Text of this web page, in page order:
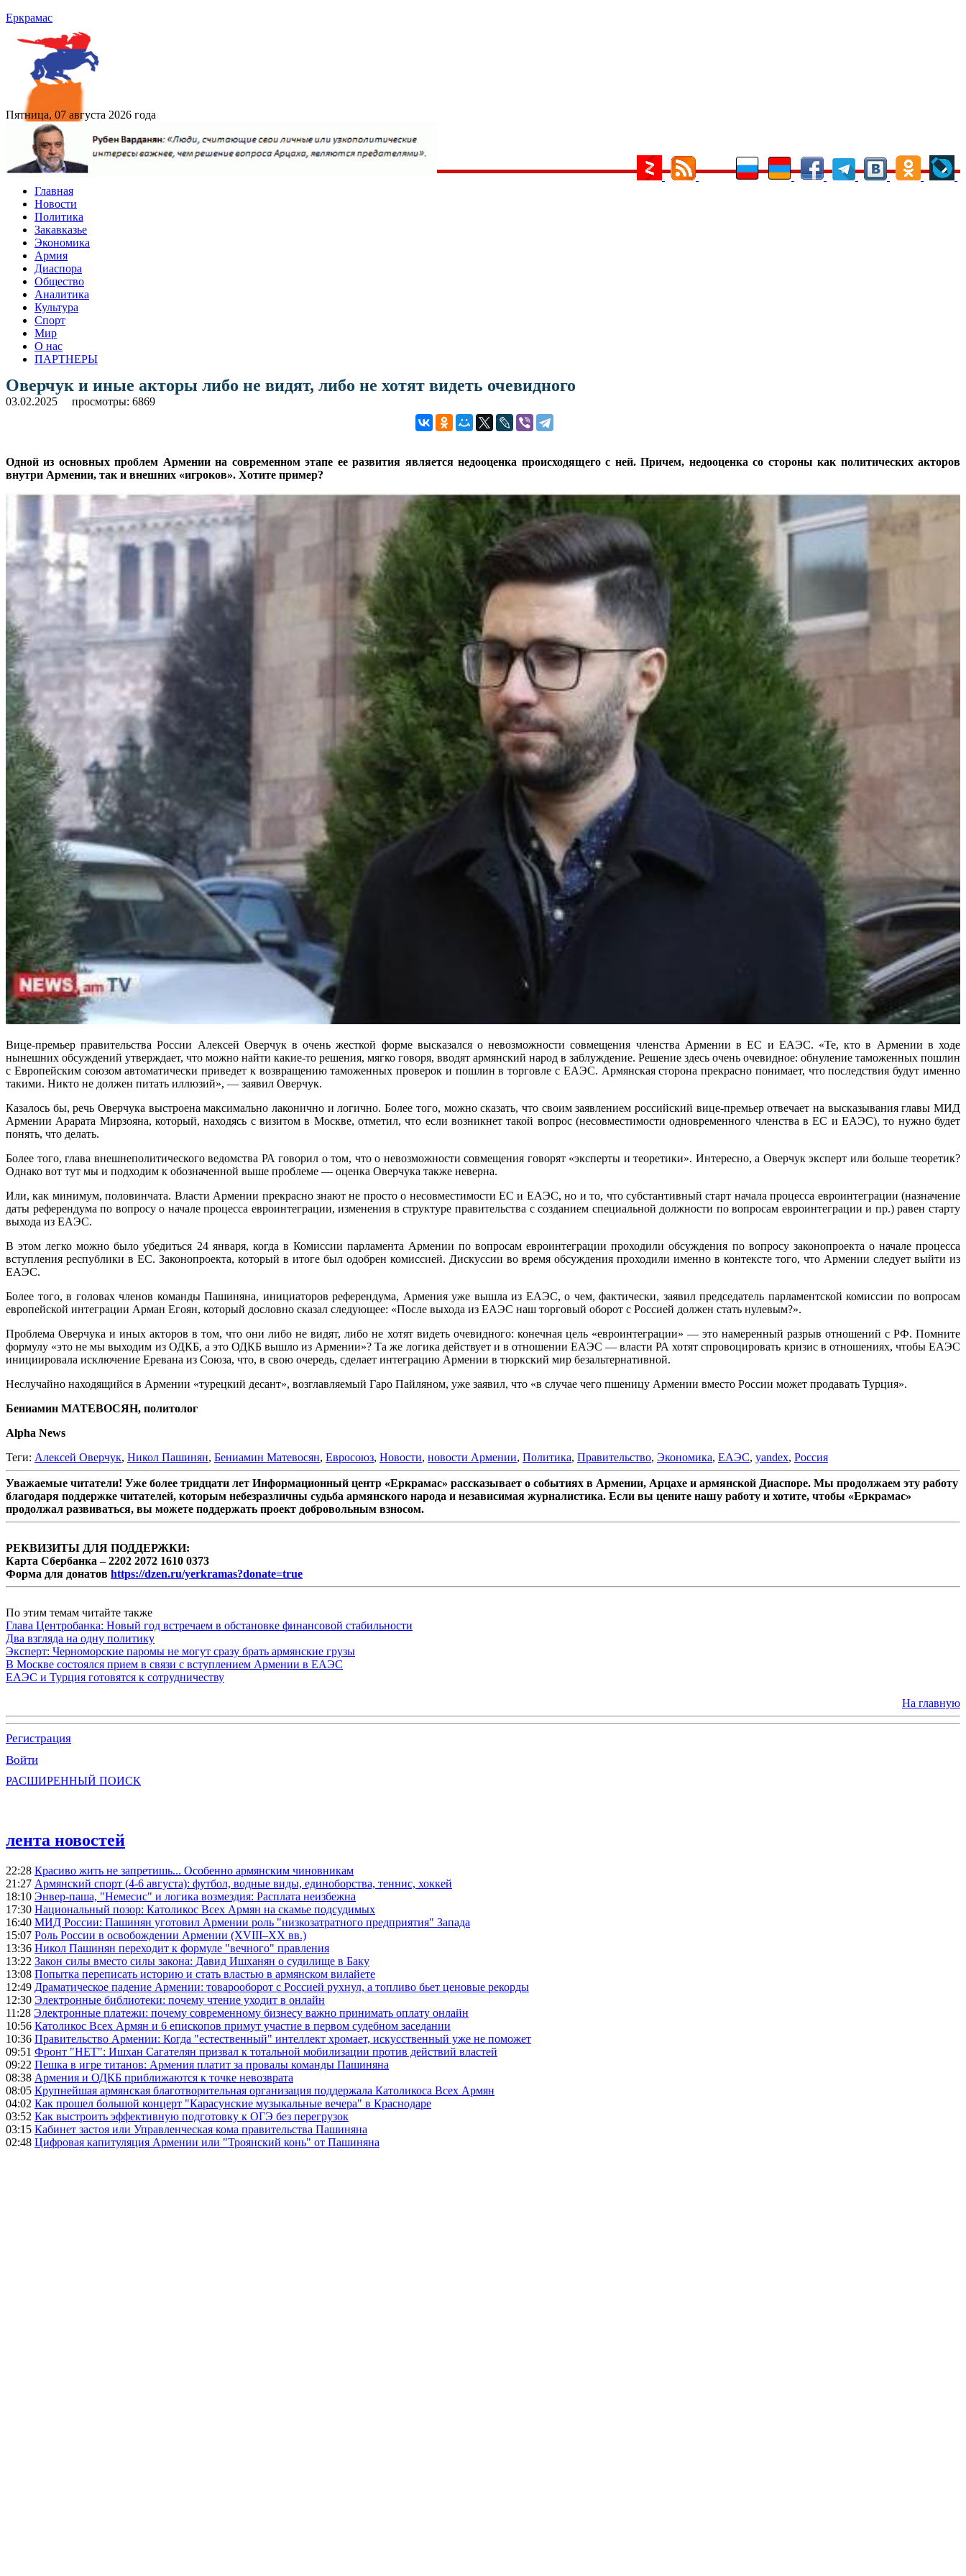
Еркрамас
Пятница, 07 августа 2026 года
Главная
Новости
Политика
Закавказье
Экономика
Армия
Диаспора
Общество
Аналитика
Культура
Спорт
Мир
О нас
ПАРТНЕРЫ
Оверчук и иные акторы либо не видят, либо не хотят видеть очевидного
03.02.2025 просмотры: 6869
Одной из основных проблем Армении на современном этапе ее развития является недооценка происходящего с ней. Причем, недооценка со стороны как политических акторов
внутри Армении, так и внешних «игроков». Хотите пример?
Вице-премьер правительства России Алексей Оверчук в очень жесткой форме высказался о невозможности совмещения членства Армении в ЕС и ЕАЭС. «Те, кто в Армении в ходе
нынешних обсуждений утверждает, что можно найти какие-то решения, мягко говоря, вводят армянский народ в заблуждение. Решение здесь очень очевидное: обнуление таможенных пошлин
с Европейским союзом автоматически приведет к возвращению таможенных проверок и пошлин в торговле с ЕАЭС. Армянская сторона прекрасно понимает, что последствия будут именно
такими. Никто не должен питать иллюзий», — заявил Оверчук.
Казалось бы, речь Оверчука выстроена максимально лаконично и логично. Более того, можно сказать, что своим заявлением российский вице-премьер отвечает на высказывания главы МИД
Армении Арарата Мирзояна, который, находясь с визитом в Москве, отметил, что если возникнет такой вопрос (несовместимости одновременного членства в ЕС и ЕАЭС), то нужно будет
понять, что делать.
Более того, глава внешнеполитического ведомства РА говорил о том, что о невозможности совмещения говорят «эксперты и теоретики». Интересно, а Оверчук эксперт или больше теоретик?
Однако вот тут мы и подходим к обозначенной выше проблеме — оценка Оверчука также неверна.
Или, как минимум, половинчата. Власти Армении прекрасно знают не просто о несовместимости ЕС и ЕАЭС, но и то, что субстантивный старт начала процесса евроинтеграции (назначение
даты референдума по вопросу о начале процесса евроинтеграции, изменения в структуре правительства с созданием специальной должности по вопросам евроинтеграции и пр.) равен старту
выхода из ЕАЭС.
В этом легко можно было убедиться 24 января, когда в Комиссии парламента Армении по вопросам евроинтеграции проходили обсуждения по вопросу законопроекта о начале процесса
вступления республики в ЕС. Законопроекта, который в итоге был одобрен комиссией. Дискуссии во время обсуждения проходили именно в контексте того, что Армении следует выйти из
ЕАЭС.
Более того, в головах членов команды Пашиняна, инициаторов референдума, Армения уже вышла из ЕАЭС, о чем, фактически, заявил председатель парламентской комиссии по вопросам
европейской интеграции Арман Егоян, который дословно сказал следующее: «После выхода из ЕАЭС наш торговый оборот с Россией должен стать нулевым?».
Проблема Оверчука и иных акторов в том, что они либо не видят, либо не хотят видеть очевидного: конечная цель «евроинтеграции» — это намеренный разрыв отношений с РФ. Помните
формулу «это не мы выходим из ОДКБ, а это ОДКБ вышло из Армении»? Та же логика действует и в отношении ЕАЭС — власти РА хотят спровоцировать кризис в отношениях, чтобы ЕАЭС
инициировала исключение Еревана из Союза, что, в свою очередь, сделает интеграцию Армении в тюркский мир безальтернативной.
Неслучайно находящийся в Армении «турецкий десант», возглавляемый Гаро Пайляном, уже заявил, что «в случае чего пшеницу Армении вместо России может продавать Турция».
Бениамин МАТЕВОСЯН, политолог
Alpha News
Теги: Алексей Оверчук, Никол Пашинян, Бениамин Матевосян, Евросоюз, Новости, новости Армении, Политика, Правительство, Экономика, ЕАЭС, yandex, Россия
Уважаемые читатели! Уже более тридцати лет Информационный центр «Еркрамас» рассказывает о событиях в Армении, Арцахе и армянской Диаспоре. Мы продолжаем эту работу
благодаря поддержке читателей, которым небезразличны судьба армянского народа и независимая журналистика. Если вы цените нашу работу и хотите, чтобы «Еркрамас»
продолжал развиваться, вы можете поддержать проект добровольным взносом.
РЕКВИЗИТЫ ДЛЯ ПОДДЕРЖКИ:
Карта Сбербанка – 2202 2072 1610 0373
Форма для донатов https://dzen.ru/yerkramas?donate=true
По этим темам читайте также
Глава Центробанка: Новый год встречаем в обстановке финансовой стабильности
Два взгляда на одну политику
Эксперт: Черноморские паромы не могут сразу брать армянские грузы
В Москве состоялся прием в связи с вступлением Армении в ЕАЭС
ЕАЭС и Турция готовятся к сотрудничеству
На главную
Регистрация
Войти
РАСШИРЕННЫЙ ПОИСК
лента новостей
22:28 Красиво жить не запретишь... Особенно армянским чиновникам
21:27 Армянский спорт (4-6 августа): футбол, водные виды, единоборства, теннис, хоккей
18:10 Энвер-паша, "Немесис" и логика возмездия: Расплата неизбежна
17:30 Национальный позор: Католикос Всех Армян на скамье подсудимых
16:40 МИД России: Пашинян уготовил Армении роль "низкозатратного предприятия" Запада
15:07 Роль России в освобождении Армении (XVIII–XX вв.)
13:36 Никол Пашинян переходит к формуле "вечного" правления
13:22 Закон силы вместо силы закона: Давид Ишханян о судилище в Баку
13:08 Попытка переписать историю и стать властью в армянском вилайете
12:49 Драматическое падение Армении: товарооборот с Россией рухнул, а топливо бьет ценовые рекорды
12:30 Электронные библиотеки: почему чтение уходит в онлайн
11:28 Электронные платежи: почему современному бизнесу важно принимать оплату онлайн
10:56 Католикос Всех Армян и 6 епископов примут участие в первом судебном заседании
10:36 Правительство Армении: Когда "естественный" интеллект хромает, искусственный уже не поможет
09:51 Фронт "НЕТ": Ишхан Сагателян призвал к тотальной мобилизации против действий властей
09:22 Пешка в игре титанов: Армения платит за провалы команды Пашиняна
08:38 Армения и ОДКБ приближаются к точке невозврата
08:05 Крупнейшая армянская благотворительная организация поддержала Католикоса Всех Армян
04:02 Как прошел большой концерт "Карасунские музыкальные вечера" в Краснодаре
03:52 Как выстроить эффективную подготовку к ОГЭ без перегрузок
03:15 Кабинет застоя или Управленческая кома правительства Пашиняна
02:48 Цифровая капитуляция Армении или "Троянский конь" от Пашиняна